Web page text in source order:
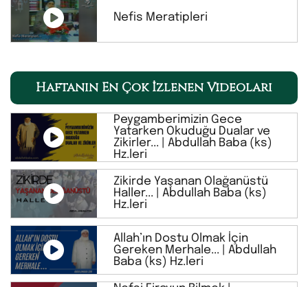
Nefis Meratipleri
Haftanın En Çok İzlenen Videoları
Peygamberimizin Gece
Yatarken Okuduğu Dualar ve
Zikirler... | Abdullah Baba (ks)
Hz.leri
Zikirde Yaşanan Olağanüstü
Haller... | Abdullah Baba (ks)
Hz.leri
Allah’ın Dostu Olmak İçin
Gereken Merhale... | Abdullah
Baba (ks) Hz.leri